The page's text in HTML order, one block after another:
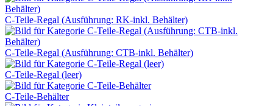
C-Teile-Regal (Ausführung: RK-inkl. Behälter)
C-Teile-Regal (Ausführung: CTB-inkl. Behälter)
C-Teile-Regal (leer)
C-Teile-Behälter